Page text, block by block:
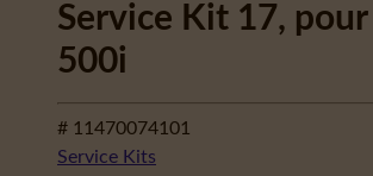
Service Kit 17, pour
500i
# 11470074101
Service Kits